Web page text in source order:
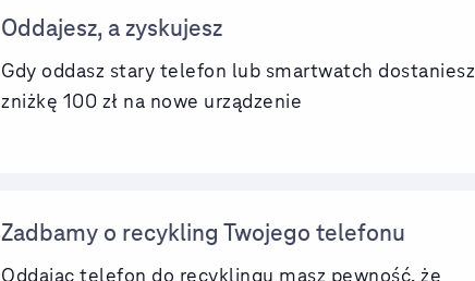
Oddajesz, a zyskujesz
Gdy oddasz stary telefon lub smartwatch dostaniesz
zniżkę 100 zł na nowe urządzenie
Zadbamy o recykling Twojego telefonu
Oddając telefon do recyklingu masz pewność, że